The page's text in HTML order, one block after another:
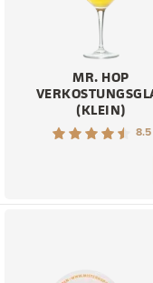
MR. HOP
(KLEIN)
8.5